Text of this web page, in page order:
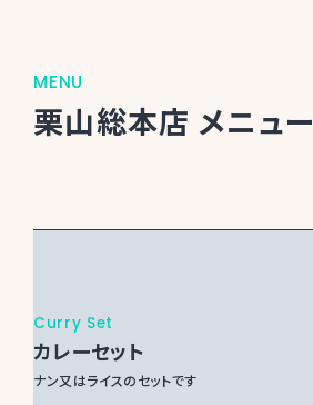
MENU
栗山総本店 メニュー
Curry Set
カレーセット
ナン又はライスのセットです